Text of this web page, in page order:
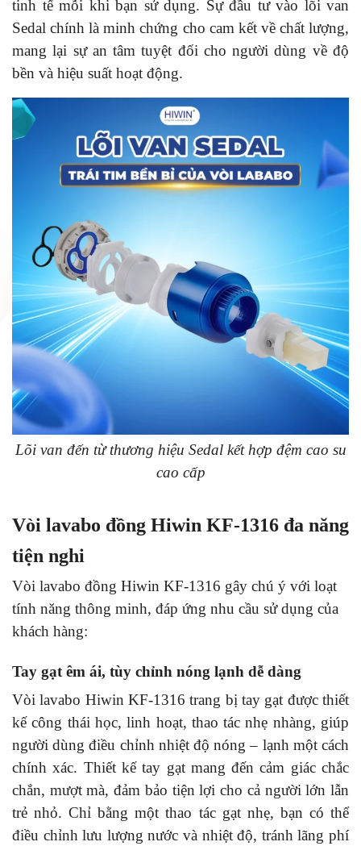
tinh tế mỗi khi bạn sử dụng. Sự đầu tư vào lõi van
Sedal chính là minh chứng cho cam kết về chất lượng,
mang lại sự an tâm tuyệt đối cho người dùng về độ
bền và hiệu suất hoạt động.
Lõi van đến từ thương hiệu Sedal kết hợp đệm cao su
cao cấp
Vòi lavabo đồng Hiwin KF-1316 đa năng
tiện nghi
Vòi lavabo đồng Hiwin KF-1316 gây chú ý với loạt
tính năng thông minh, đáp ứng nhu cầu sử dụng của
khách hàng:
Tay gạt êm ái, tùy chỉnh nóng lạnh dễ dàng
Vòi lavabo Hiwin KF-1316 trang bị tay gạt được thiết
kế công thái học, linh hoạt, thao tác nhẹ nhàng, giúp
người dùng điều chỉnh nhiệt độ nóng – lạnh một cách
chính xác. Thiết kế tay gạt mang đến cảm giác chắc
chắn, mượt mà, đảm bảo tiện lợi cho cả người lớn lẫn
trẻ nhỏ. Chỉ bằng một thao tác gạt nhẹ, bạn có thể
điều chỉnh lưu lượng nước và nhiệt độ, tránh lãng phí